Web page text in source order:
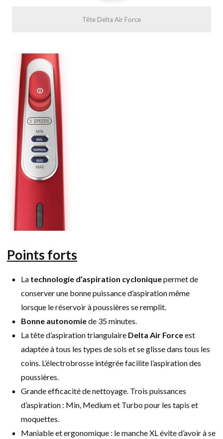
Tête Delta Air Force
Points forts
La technologie d’aspiration cycloniquepermet de
conserver une bonne puissance d’aspiration même
lorsque le réservoir à poussières se remplit.
Bonne autonomiede 35 minutes.
La tête d’aspiration triangulaire Delta Air Forceest
adaptée à tous les types de sols et se glisse dans tous les
coins. L’électrobrosse intégrée facilite l’aspiration des
poussières.
Grande efficacité de nettoyage. Trois puissances
d’aspiration : Min, Medium et Turbopour les tapis et
moquettes.
Maniable et ergonomique : le manche XL évite d’avoir à se